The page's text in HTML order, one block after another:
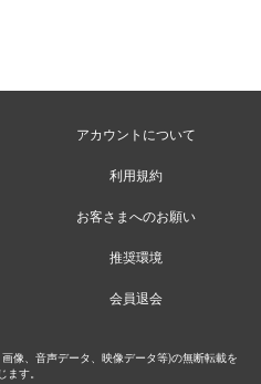
アカウントについて
利用規約
お客さまへのお願い
推奨環境
会員退会
像、音声データ、映像データ等)の無断転載を
ます。